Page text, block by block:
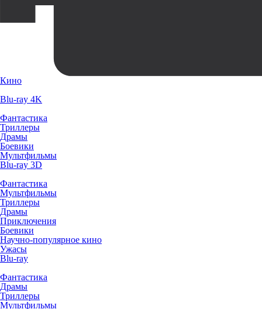
Кино
Blu-ray 4K
Фантастика
Триллеры
Драмы
Боевики
Мультфильмы
Blu-ray 3D
Фантастика
Мультфильмы
Триллеры
Драмы
Приключения
Боевики
Научно-популярное кино
Ужасы
Blu-ray
Фантастика
Драмы
Триллеры
Мультфильмы